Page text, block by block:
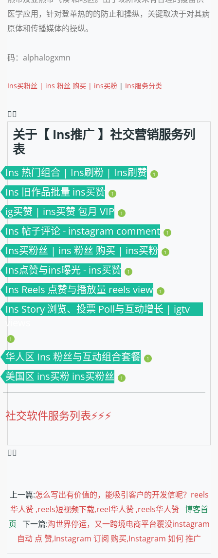
医学应用，针对登革热的的防止和操纵，关键取决于对其病
原体和传播媒体的操纵。
码：alphalogxmn
Ins买粉丝 | ins 粉丝 购买 | ins买粉 | Ins服务分类
❤️‍🔥
关于【 Ins推广 】社交营销服务列
表
Ins 热门组合 | Ins刷粉 | Ins刷赞 1
Ins 旧作品批量 ins买赞 1
ig买赞 | ins买赞 包月 VIP 1
Ins 帖子评论 - instagram comment 1
Ins买粉丝 | ins 粉丝 购买 | ins买粉 1
Ins点赞与ins曝光 - ins买赞 1
Ins Reels 点赞与播放量 reels view 1
Ins Story 浏览、投票 Poll与互动增长 | igtv
views
1
华人区 Ins 粉丝与互动组合套餐 1
美国区 ins买粉 ins买粉丝 1
社交软件服务列表⚡️⚡️⚡️
❤️‍🔥
上一篇:怎么写出有价值的，能吸引客户的开发信呢？reels
华人赞 ,reels短视频下载,reel华人赞 ,reels华人赞 博客首
页 下一篇:淘世界停运，又一跨境电商平台覆没instagram
自动 点 赞,Instagram 订阅 购买,Instagram 如何 推广